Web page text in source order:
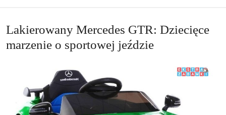
Lakierowany Mercedes GTR: Dziecięce
marzenie o sportowej jeździe